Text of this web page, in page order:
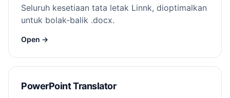
Seluruh kesetiaan tata letak Linnk, dioptimalkan
untuk bolak-balik .docx.
Open →
PowerPoint Translator